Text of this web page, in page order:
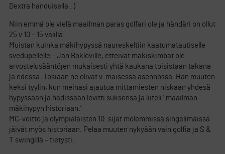
Dextra handuisella . )
Niin emmä ole vielä maailman paras golfari ole ja händäri on ollut
25 v 10 – 15 välillä.
Muistan kuinka mäkihypyssä naureskeltiin kaatumatautiselle
svedupellelle – Jan Boklöville, etteivät mäkiskimbat ole
arvostelusääntöjen mukaisesti yhtä kaukana toisistaan takana
ja edessä. Tosiaan ne olivat v-mäisessä asennossa. Hän muuten
keksi tyylin, kun meinasi ajautua mittamiesten niskaan yhdesä
hypyssään ja hädissään levitti suksensa ja liiteli ’ maailman
mäkihypyn historiaan.’
MC-voitto ja olympialaisten 10. sijat molemmissä singelimäissä
jäivät myös historiaan. Pelaa muuten nykyään vain golfia ja S &
T swingillä – tietysti.